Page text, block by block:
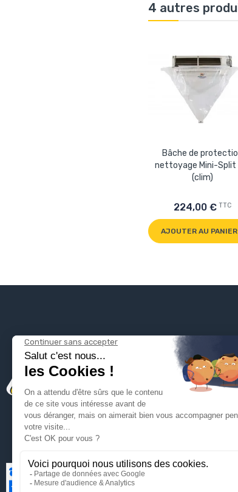
4 autres
Bâche de
nettoyage Mini-Split
(clim)
224,00 € TTC
AJOUTER AU PANIER
Qui